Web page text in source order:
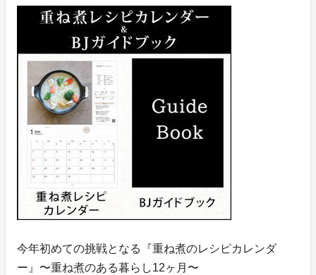
今年初めての挑戦となる『重ね煮のレシピカレンダ
ー』〜重ね煮のある暮らし12ヶ月〜